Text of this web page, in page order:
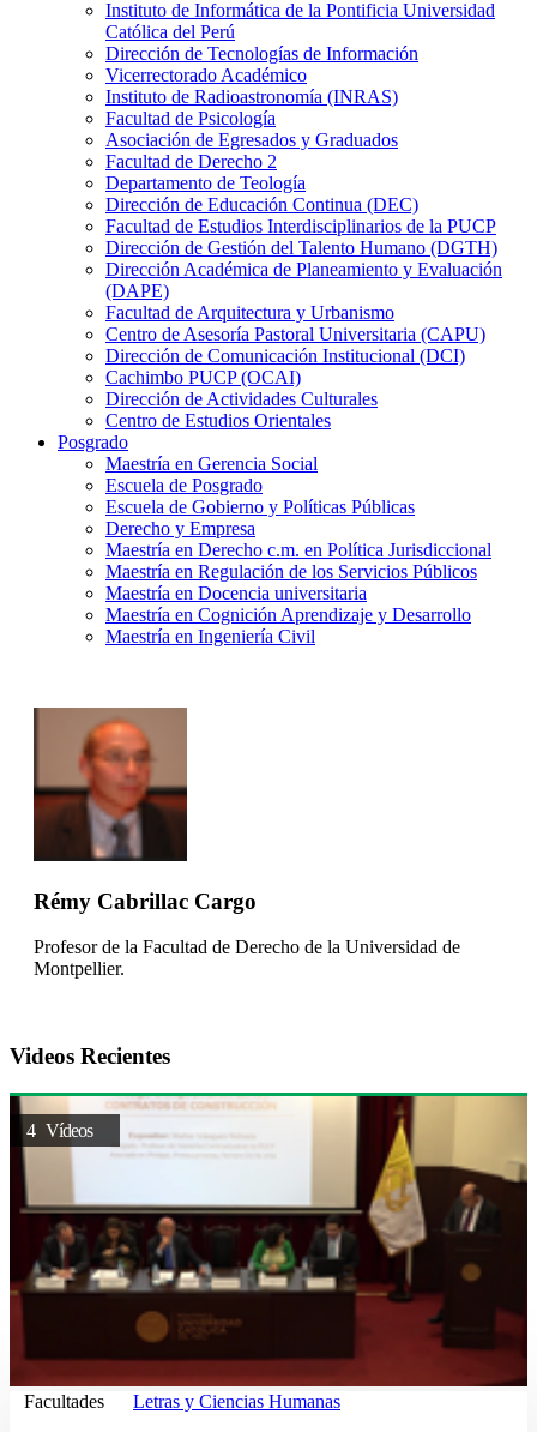
Instituto de Informática de la Pontificia Universidad
Católica del Perú
Dirección de Tecnologías de Información
Vicerrectorado Académico
Instituto de Radioastronomía (INRAS)
Facultad de Psicología
Asociación de Egresados y Graduados
Facultad de Derecho 2
Departamento de Teología
Dirección de Educación Continua (DEC)
Facultad de Estudios Interdisciplinarios de la PUCP
Dirección de Gestión del Talento Humano (DGTH)
Dirección Académica de Planeamiento y Evaluación
(DAPE)
Facultad de Arquitectura y Urbanismo
Centro de Asesoría Pastoral Universitaria (CAPU)
Dirección de Comunicación Institucional (DCI)
Cachimbo PUCP (OCAI)
Dirección de Actividades Culturales
Centro de Estudios Orientales
Posgrado
Maestría en Gerencia Social
Escuela de Posgrado
Escuela de Gobierno y Políticas Públicas
Derecho y Empresa
Maestría en Derecho c.m. en Política Jurisdiccional
Maestría en Regulación de los Servicios Públicos
Maestría en Docencia universitaria
Maestría en Cognición Aprendizaje y Desarrollo
Maestría en Ingeniería Civil
Rémy Cabrillac Cargo
Profesor de la Facultad de Derecho de la Universidad de
Montpellier.
Videos Recientes
4 Vídeos
Facultades Letras y Ciencias Humanas